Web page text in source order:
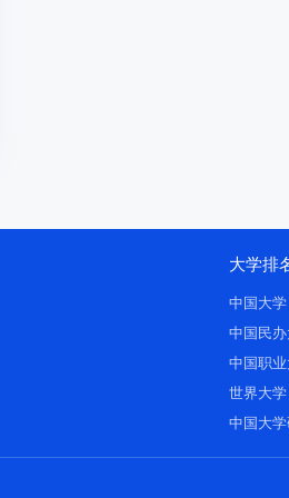
大学排
中国大学
中国民
中国职
世界大学
中国大